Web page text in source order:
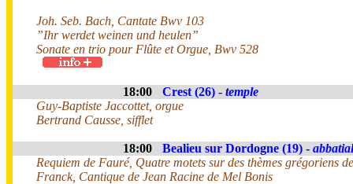
Joh. Seb. Bach, Cantate Bwv 103
”Ihr werdet weinen und heulen”
Sonate en trio pour Flûte et Orgue, Bwv 528
18:00 Crest (26) - temple
Guy-Baptiste Jaccottet, orgue
Bertrand Causse, sifflet
18:00 Bealieu sur Dordogne (19) -
Requiem de Fauré, Quatre motets sur des thèmes grégoriens
Franck, Cantique de Jean Racine de Mel Bonis